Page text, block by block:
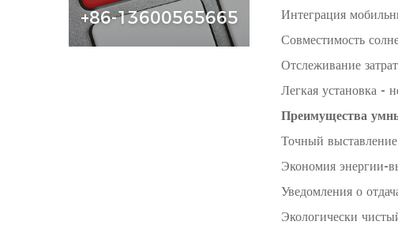
+86-13600565665
Интеграция
Совместимость
Отслеживание
Легкая установка -
Преимущества
Точный выставление
Экономия энергии-
Уведомления о
Экологически